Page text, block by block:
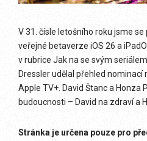
V 31. čísle letošního roku jsme se
veřejné betaverze iOS 26 a
v rubrice Jak na se svým
Dressler udělal přehled nominací
Apple TV+. David Štanc a Honza
budoucnosti – David na zdraví a
Stránka je určena pouze pro